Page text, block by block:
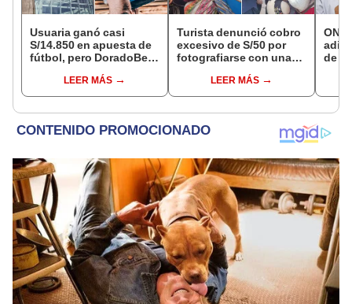
Usuaria ganó casi
S/14.850 en apuesta de
fútbol, pero DoradoBet
Indecopi multó a la
empresa con más de S/
LEER MÁS
Turista denunció cobro
excesivo de S/50 por
fotografiarse con una
serenazgo recuperó el
dinero
LEER MÁS
ONP
de
si